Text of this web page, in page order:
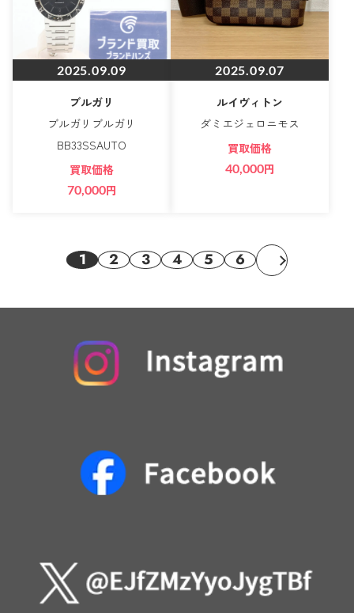
2025.09.09
ブルガリ
ブルガリブルガリ
BB33SSAUTO
買取価格
70,000円
2025.09.07
ルイヴィトン
ダミエジェロニモス
買取価格
40,000円
1 2 3 4 5 6